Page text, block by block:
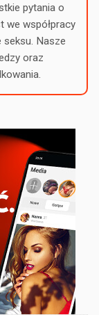
pytania o
we współpracy
seksu. Nasze
oraz